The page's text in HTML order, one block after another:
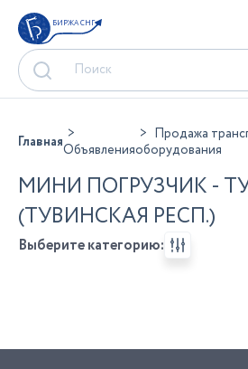
БИРЖА СНГ
ГлавнаяОбъявления
Продажа
оборудования
МИНИ ПОГРУЗЧИК -
(ТУВИНСКАЯ РЕСП.)
Выберите категорию: